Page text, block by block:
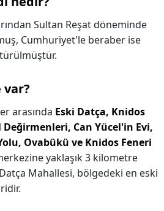
Sultan Reşat döneminde
Cumhuriyet'le beraber ise
var?
arasında Eski Datça, Knidos
Can Yücel'in Evi,
Ovabükü ve Knidos Feneri
yaklaşık 3 kilometre
Mahallesi, bölgedeki en eski